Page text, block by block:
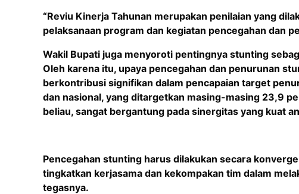
“Reviu Kinerja Tahunan merupakan penilaian yang
pelaksanaan program dan kegiatan pencegahan dan
Wakil Bupati juga menyoroti pentingnya stunting
Oleh karena itu, upaya pencegahan dan penurunan
berkontribusi signifikan dalam pencapaian target
dan nasional, yang ditargetkan masing-masing 23,9
beliau, sangat bergantung pada sinergitas yang kuat
Pencegahan stunting harus dilakukan secara
tingkatkan kerjasama dan kekompakan tim dalam
tegasnya.